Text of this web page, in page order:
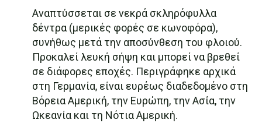
Αναπτύσσεται σε νεκρά σκληρόφυλλα
δέντρα (μερικές φορές σε κωνοφόρα),
συνήθως μετά την αποσύνθεση του φλοιού.
Προκαλεί λευκή σήψη και μπορεί να βρεθεί
σε διάφορες εποχές. Περιγράφηκε αρχικά
στη Γερμανία, είναι ευρέως διαδεδομένο στη
Βόρεια Αμερική, την Ευρώπη, την Ασία, την
Ωκεανία και τη Νότια Αμερική.